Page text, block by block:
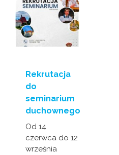
Rekrutacja
do
seminarium
duchownego
Od 14
czerwca do 12
września